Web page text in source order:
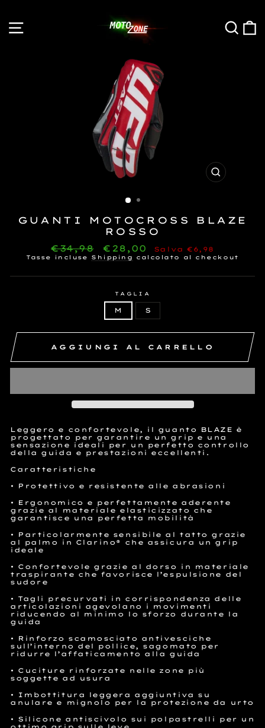
NAVIGAZIONE NEL SITO
ESCI
GUANTI MOTOCROSS BLAZE
ROSSO
Prezzo
normale
€34,98
Prezzo
di
vendita
€28,00 Salva €6,98
Tasse incluse Shipping calcolato al checkout
TAGLIA
M S
AGGIUNGI AL CARRELLO
Leggero e confortevole, il guanto BLAZE è
progettato per garantire un grip e una
sensazione ideali per un perfetto controllo
della guida e prestazioni eccellenti.
Caratteristiche
• Protettivo e resistente alle abrasioni
• Ergonomico e perfettamente aderente
grazie al materiale elasticizzato che
garantisce una perfetta mobilità
• Particolarmente sensibile al tatto grazie
al palmo in Clarino® che assicura un grip
ideale
• Confortevole grazie al dorso in materiale
traspirante che favorisce l’espulsione del
sudore
• Tagli precurvati in corrispondenza delle
articolazioni agevolano i movimenti
riducendo al minimo lo sforzo durante la
guida
• Rinforzo scamosciato antivesciche
sull’interno del pollice, sagomato per
ridurre l’affaticamento alla guida
• Cuciture rinforzate nelle zone più
soggette ad usura
• Imbottitura leggera aggiuntiva su
anulare e mignolo per la protezione da urto
• Silicone antiscivolo sui polpastrelli per un